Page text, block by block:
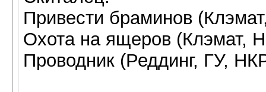
Привести браминов
Охота на ящеров (Клэмат,
Проводник (Реддинг, ГУ,